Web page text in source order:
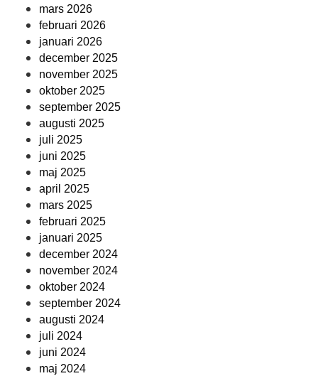
mars 2026
februari 2026
januari 2026
december 2025
november 2025
oktober 2025
september 2025
augusti 2025
juli 2025
juni 2025
maj 2025
april 2025
mars 2025
februari 2025
januari 2025
december 2024
november 2024
oktober 2024
september 2024
augusti 2024
juli 2024
juni 2024
maj 2024